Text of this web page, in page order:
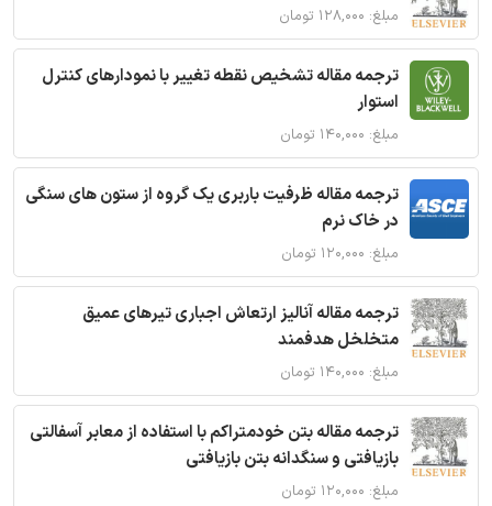
مبلغ: ۱۲۸,۰۰۰ تومان
ترجمه مقاله تشخیص نقطه تغییر با نمودارهای کنترل
استوار
مبلغ: ۱۴۰,۰۰۰ تومان
ترجمه مقاله ظرفیت باربری یک گروه از ستون های سنگی
در خاک نرم
مبلغ: ۱۲۰,۰۰۰ تومان
ترجمه مقاله آنالیز ارتعاش اجباری تیرهای عمیق
متخلخل هدفمند
مبلغ: ۱۴۰,۰۰۰ تومان
ترجمه مقاله بتن خودمتراکم با استفاده از معابر آسفالتی
بازیافتی و سنگدانه بتن بازیافتی
مبلغ: ۱۲۰,۰۰۰ تومان